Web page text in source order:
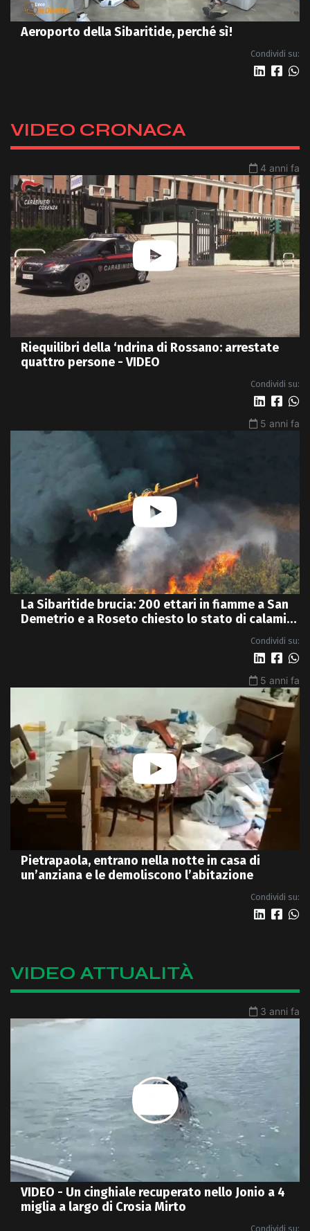
Aeroporto della Sibaritide, perché sì!
Condividi su:
VIDEO CRONACA
4 anni fa
Riequilibri della ‘ndrina di Rossano: arrestate
quattro persone - VIDEO
Condividi su:
5 anni fa
La Sibaritide brucia: 200 ettari in fiamme a San
Demetrio e a Roseto chiesto lo stato di calamità
Condividi su:
5 anni fa
Pietrapaola, entrano nella notte in casa di
un’anziana e le demoliscono l’abitazione
Condividi su:
VIDEO ATTUALITÀ
3 anni fa
VIDEO - Un cinghiale recuperato nello Jonio a 4
miglia a largo di Crosia Mirto
Condividi su: